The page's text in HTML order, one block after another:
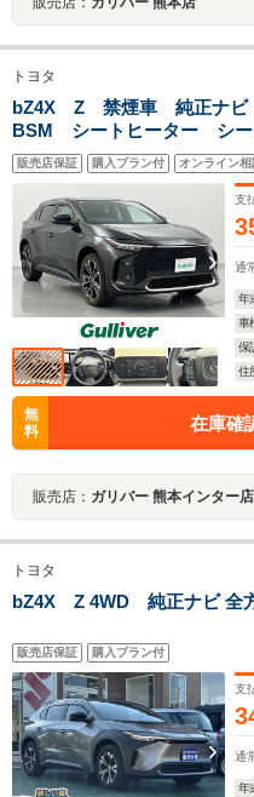
トヨタ
bZ4X Z 禁煙車 純正ナ
BSM シートヒーター シ
イブレコーダー レーダーク
ヘッドライト 純正20インチ
販売店保証 購入プラン付 オンライン相
支
通
年
車
保
住
無
料
在庫確
販売店： ガリバー 熊本インター店
トヨタ
bZ4X Z 4WD 純正ナビ 全
販売店保証 購入プラン付
支
通
年